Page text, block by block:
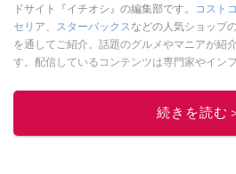
ドサイト『イチオシ』の編集部です。
コストコ
セリア、 スターバックスなどの人気ショップ
を通してご紹介。話題のグルメやマニアが紹
す。配信しているコンテンツは専門家やイン
ニュースでフォロー
続きを読む